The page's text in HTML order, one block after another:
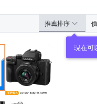
推薦排序
現在可